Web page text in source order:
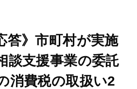
答》市町村が実施
談支援事業の委託
消費税の取扱い2